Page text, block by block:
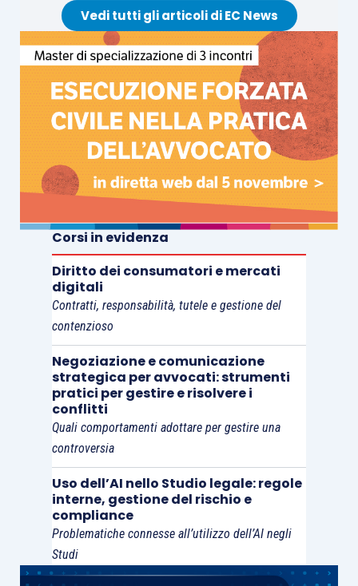
Vedi tutti gli articoli di EC News
Corsi in evidenza
Diritto dei consumatori e mercati
digitali
Contratti, responsabilità, tutele e gestione del
contenzioso
Negoziazione e comunicazione
strategica per avvocati: strumenti
pratici per gestire e risolvere i
conflitti
Quali comportamenti adottare per gestire una
controversia
Uso dell’AI nello Studio legale: regole
interne, gestione del rischio e
compliance
Problematiche connesse all’utilizzo dell’AI negli
Studi